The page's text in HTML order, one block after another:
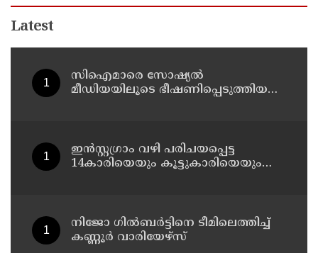
Latest
സിഐമാരെ സോഷ്യൽ
മീഡിയയിലൂടെ ഭീഷണിപ്പെടുത്തിയ
ഇൻസ്റ്റഗ്രാം വഴി പരിചയപ്പെട്ട
14കാരിയെയും കൂട്ടുകാരിയെയും
പിടിയിൽ
നിജോ ഗിൽബർട്ടിനെ ടീമിലെത്തിച്ച്
കണ്ണൂർ വാരിയേഴ്സ്